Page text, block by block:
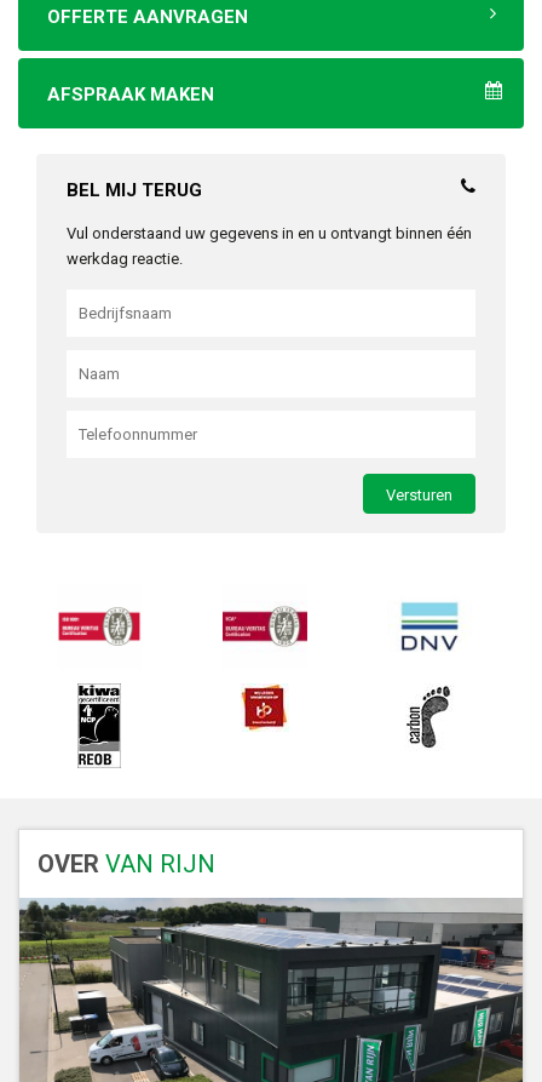
OFFERTE AANVRAGEN
AFSPRAAK MAKEN
BEL MIJ TERUG
Vul onderstaand uw gegevens in en u ontvangt binnen één
werkdag reactie.
OVER VAN RIJN